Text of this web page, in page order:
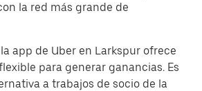
la red más grande de
app de Uber en Larkspur ofrece
para generar ganancias. Es
a trabajos de socio de la